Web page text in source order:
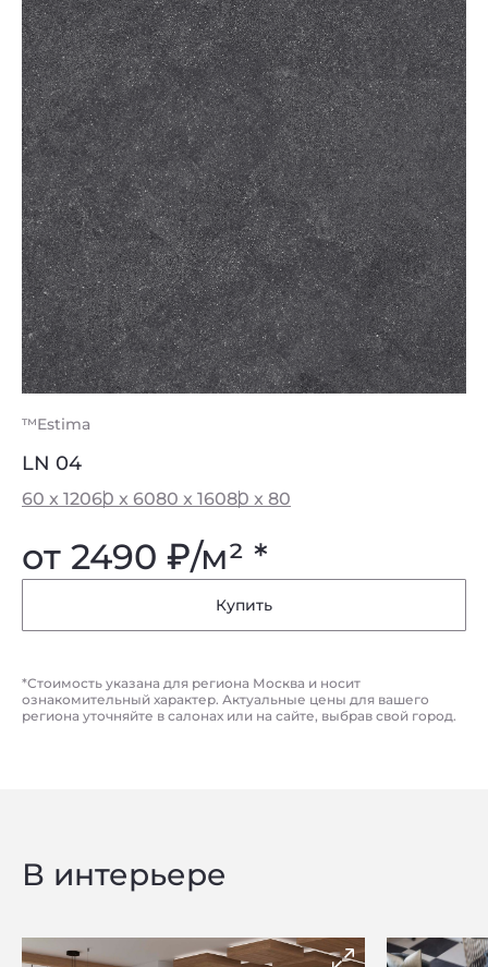
™Estima
LN 04
60 x 12060 x 6080 x 16080 x 80
от 2490 ₽/м² *
Купить
*Стоимость указана для региона Москва и носит
ознакомительный характер. Актуальные цены для вашего
региона уточняйте в салонах или на сайте, выбрав свой город.
В интерьере